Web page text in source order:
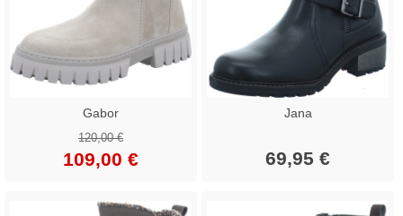
Gabor
120,00 €
109,00 €
Jana
69,95 €